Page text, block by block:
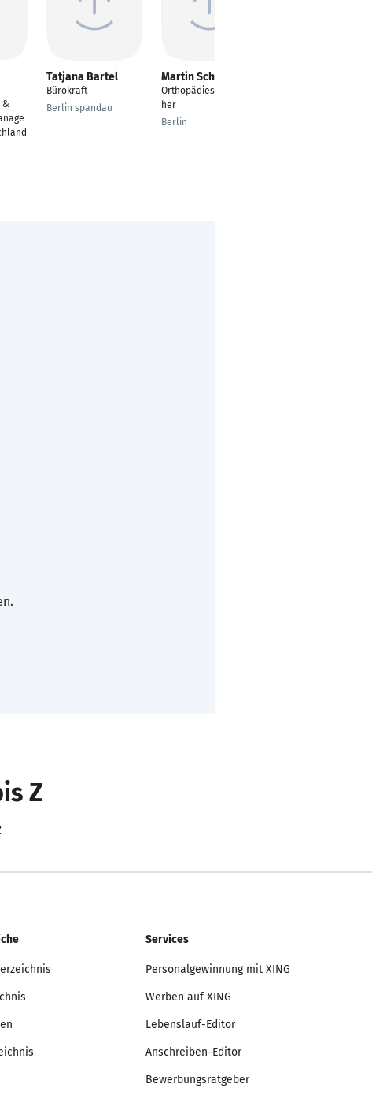
&
Tatjana Bartel
Bürokraft
Berlin spandau
Martin Schlicht
Orthopädieschuhmac
her
Berlin
Z
Services
Personalgewinnung mit XING
Werben auf XING
Lebenslauf-Editor
Anschreiben-Editor
Bewerbungsratgeber